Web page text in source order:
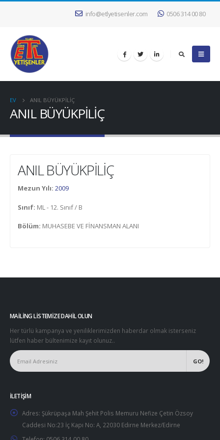
info@etlyetisenler.com 0506 314 00 80
EV ANIL BÜYÜKPİLİÇ
ANIL BÜYÜKPİLİÇ
ANIL BÜYÜKPİLİÇ
Mezun Yılı: 2009
Sınıf: ML - 12. Sınıf / B
Bölüm: MUHASEBE VE FİNANSMAN ALANI
MAILING LISTEMIZE DAHIL OLUN
Her türlü kampanya ve yeniliklerimizden haberdar olmak isterseniz
lütfen haber bültenimize kayıt olunuz..
İLETIŞIM
Adres: Şükrüpaşa Mah Şehit Polis Memuru Nefize Çetin Özsoy
Caddesi No:23 İç Kapı No: A, 22030 Edirne Merkez/Edirne